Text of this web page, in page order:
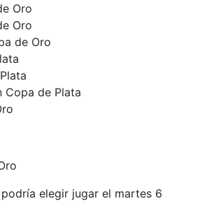
Oro
Oro
de Oro
Copa de Plata
elegir jugar el martes 6